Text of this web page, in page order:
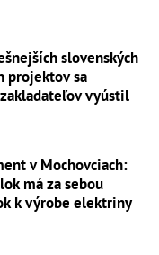
slovenských
projektov sa
vyústil
v Mochovciach:
má za sebou
k výrobe elektriny